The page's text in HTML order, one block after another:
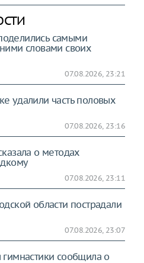
самыми
словами своих
07.08.2026, 23:21
удалили часть половых
07.08.2026, 23:16
о методах
07.08.2026, 23:11
области пострадали
07.08.2026, 23:07
сообщила о